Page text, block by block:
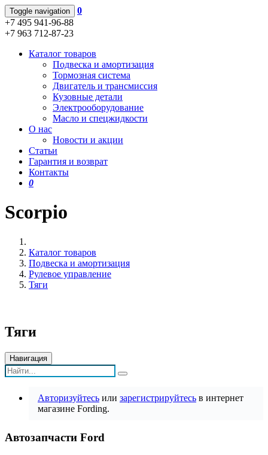
Toggle navigation
0
+7 495 941-96-88
+7 963 712-87-23
Каталог товаров
Подвеска и амортизация
Тормозная система
Двигатель и трансмиссия
Кузовные детали
Электрооборудование
Масло и спецжидкости
О нас
Новости и акции
Статьи
Гарантия и возврат
Контакты
0
Scorpio
Каталог товаров
Подвеска и амортизация
Рулевое управление
Тяги
Тяги
Навигация
Авторизуйтесь или зарегистрируйтесь в интернет
магазине Fording.
Автозапчасти Ford